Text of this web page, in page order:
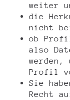
weiter
die
nicht
ob
also
werden,
Profil
Sie
Recht